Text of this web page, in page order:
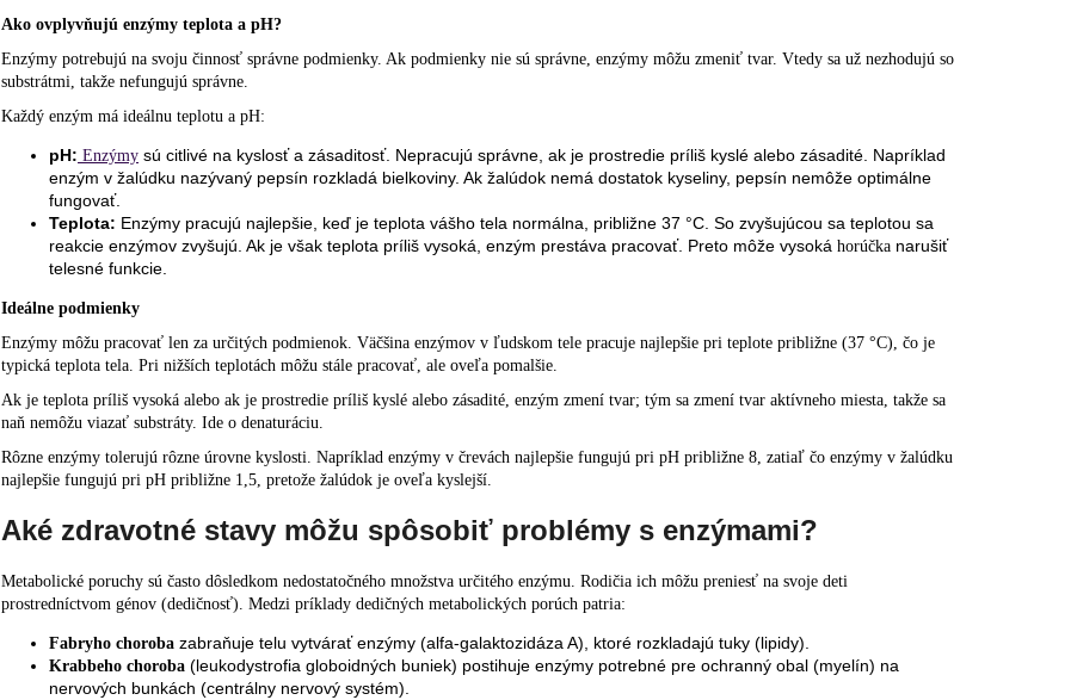
Ako ovplyvňujú enzýmy teplota a pH?
Enzýmy potrebujú na svoju činnosť správne podmienky. Ak podmienky nie sú správne, enzýmy môžu zmeniť tvar. Vtedy sa už nezhodujú so
substrátmi, takže nefungujú správne.
Každý enzým má ideálnu teplotu a pH:
pH: Enzýmy sú citlivé na kyslosť a zásaditosť. Nepracujú správne, ak je prostredie príliš kyslé alebo zásadité. Napríklad
enzým v žalúdku nazývaný pepsín rozkladá bielkoviny. Ak žalúdok nemá dostatok kyseliny, pepsín nemôže optimálne
fungovať.
Teplota: Enzýmy pracujú najlepšie, keď je teplota vášho tela normálna, približne 37 °C. So zvyšujúcou sa teplotou sa
reakcie enzýmov zvyšujú. Ak je však teplota príliš vysoká, enzým prestáva pracovať. Preto môže vysoká horúčka narušiť
telesné funkcie.
Ideálne podmienky
Enzýmy môžu pracovať len za určitých podmienok. Väčšina enzýmov v ľudskom tele pracuje najlepšie pri teplote približne (37 °C), čo je
typická teplota tela. Pri nižších teplotách môžu stále pracovať, ale oveľa pomalšie.
Ak je teplota príliš vysoká alebo ak je prostredie príliš kyslé alebo zásadité, enzým zmení tvar; tým sa zmení tvar aktívneho miesta, takže sa
naň nemôžu viazať substráty. Ide o denaturáciu.
Rôzne enzýmy tolerujú rôzne úrovne kyslosti. Napríklad enzýmy v črevách najlepšie fungujú pri pH približne 8, zatiaľ čo enzýmy v žalúdku
najlepšie fungujú pri pH približne 1,5, pretože žalúdok je oveľa kyslejší.
Aké zdravotné stavy môžu spôsobiť problémy s enzýmami?
Metabolické poruchy sú často dôsledkom nedostatočného množstva určitého enzýmu. Rodičia ich môžu preniesť na svoje deti
prostredníctvom génov (dedičnosť). Medzi príklady dedičných metabolických porúch patria:
Fabryho choroba zabraňuje telu vytvárať enzýmy (alfa-galaktozidáza A), ktoré rozkladajú tuky (lipidy).
Krabbeho choroba (leukodystrofia globoidných buniek) postihuje enzýmy potrebné pre ochranný obal (myelín) na
nervových bunkách (centrálny nervový systém).